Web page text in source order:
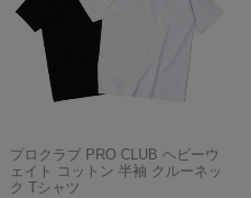
プロクラブ PRO CLUB ヘビーウ
ェイト コットン 半袖 クルーネッ
ク Tシャツ